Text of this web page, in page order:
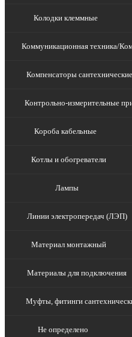
Колодки клеммные
Коммуникационная техника/
Компенсаторы сантехнические
Контрольно-измерительные
Короба кабельные
Котлы и обогреватели
Лампы
Линии электропередач (ЛЭП)
Материал монтажный
Материалы для подключения
Муфты, фитинги
Не определено